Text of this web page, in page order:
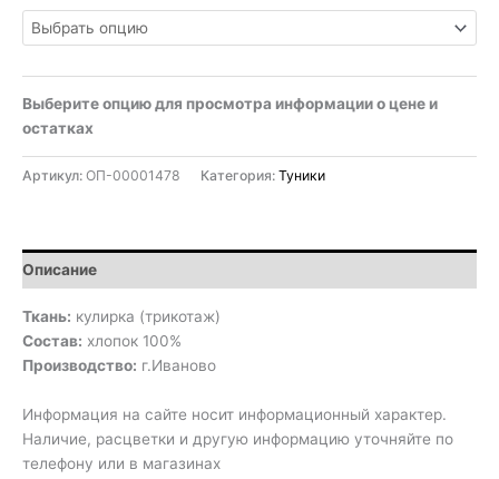
Выберите опцию для просмотра информации о цене и
остатках
Артикул: ОП-00001478 Категория: Туники
Описание
Ткань: кулирка (трикотаж)
Состав: хлопок 100%
Производство: г.Иваново
Информация на сайте носит информационный характер.
Наличие, расцветки и другую информацию уточняйте по
телефону или в магазинах